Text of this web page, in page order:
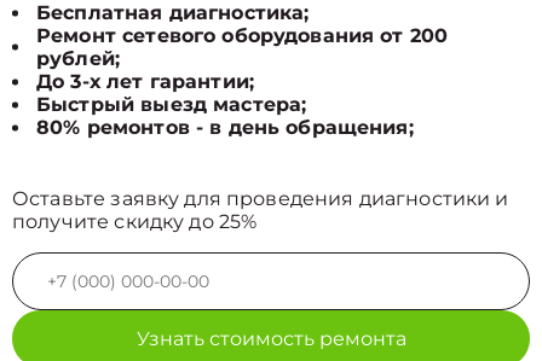
Бесплатная диагностика;
Ремонт сетевого оборудования от 200
рублей;
До 3-х лет гарантии;
Быстрый выезд мастера;
80% ремонтов - в день обращения;
Оставьте заявку для проведения диагностики и
получите скидку до 25%
Узнать стоимость ремонта